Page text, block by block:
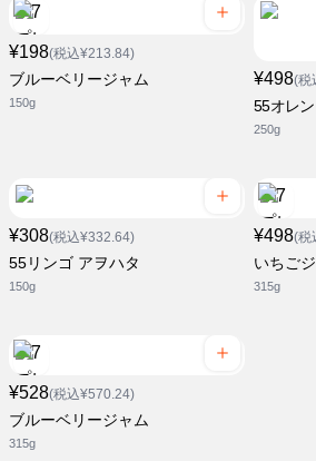
¥198(税込¥213.84)
ブルーベリージャム
150g
¥498(税
55オレ
250g
¥308(税込¥332.64)
55リンゴ アヲハタ
150g
¥498(税
いちご
315g
¥528(税込¥570.24)
ブルーベリージャム
315g